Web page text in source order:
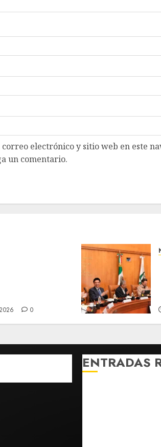
electrónico y sitio web en este
un comentario.
0
ENTRADAS